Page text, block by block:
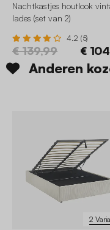
Nachtkastjes houtlook
lades (set van 2)
4.2 (5)
€ 139,99 €
Anderen
2